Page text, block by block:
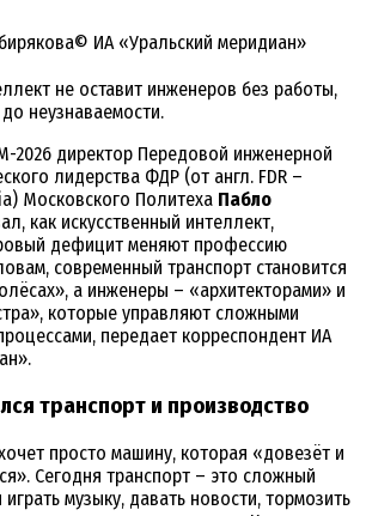
ИА «Уральский меридиан»
не оставит инженеров без работы,
неузнаваемости.
директор Передовой инженерной
лидерства ФДР (от англ. FDR –
Московского Политеха Пабло
как искусственный интеллект,
дефицит меняют профессию
современный транспорт становится
а инженеры – «архитекторами» и
которые управляют сложными
передает корреспондент ИА
транспорт и производство
просто машину, которая «довезёт и
Сегодня транспорт – это сложный
музыку, давать новости, тормозить